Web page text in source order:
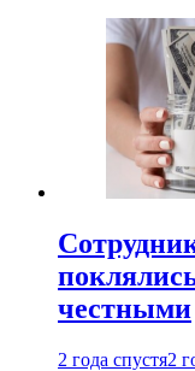
честными
2 года спустя2